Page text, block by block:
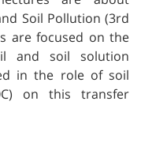
Soil Pollution (3rd
are focused on the
and soil solution
in the role of soil
on this transfer